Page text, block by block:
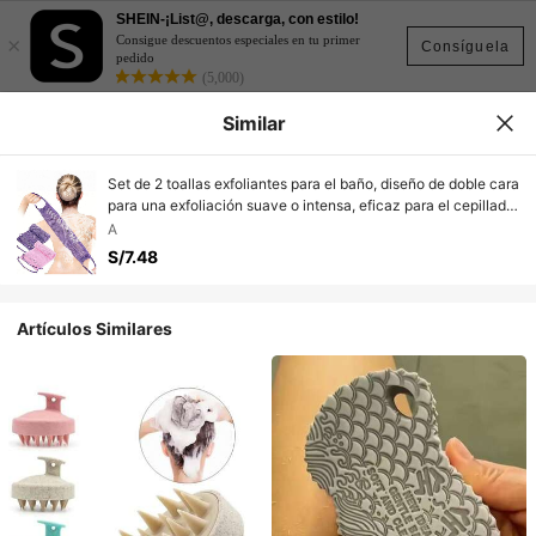
Consíguela
×
SHEIN-¡List@, descarga, con estilo!
Consigue descuentos especiales en tu primer
pedido
(5,000)
Similar
Set de 2 toallas exfoliantes para el baño, diseño de doble cara
para una exfoliación suave o intensa, eficaz para el cepillado
corporal, material de malla de calidad, diseño de amarre
conveniente, incluye esponja y toalla, deja la piel suave, apto
para uso diario
A
S/7.48
Artículos Similares